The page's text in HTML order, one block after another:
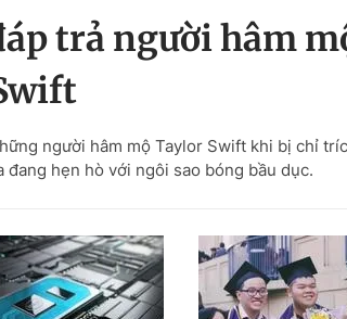
trả người hâm
người hâm mộ Taylor Swift khi bị chỉ
hẹn hò với ngôi sao bóng bầu dục.